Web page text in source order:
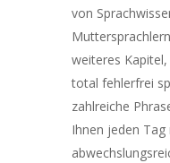
von
weiteres
total fehlerfrei
zahlreiche
Ihnen jeden